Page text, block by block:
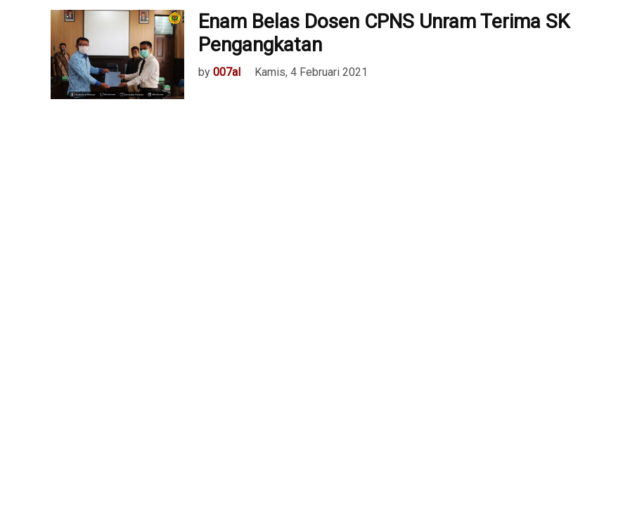
Enam Belas Dosen CPNS Unram Terima SK
Pengangkatan
by 007al Kamis, 4 Februari 2021